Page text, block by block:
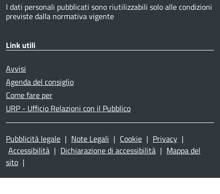
I dati personali pubblicati sono riutilizzabili solo alle condizioni
previste dalla normativa vigente
Link utili
Avvisi
Agenda del consiglio
Come fare per
URP - Ufficio Relazioni con il Pubblico
Pubblicità legale | Note Legali | Cookie | Privacy |
Accessibilità | Dichiarazione di accessibilità | Mappa del
sito |